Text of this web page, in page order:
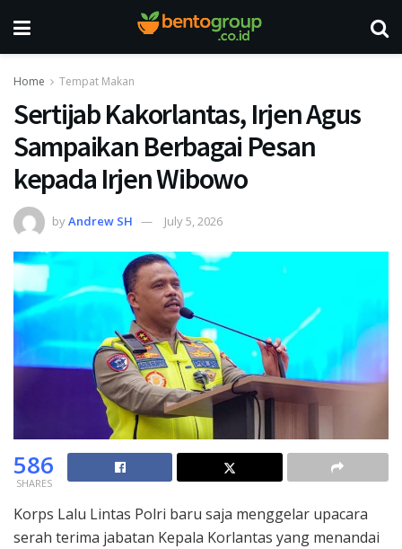
Home Tempat Makan
Sertijab Kakorlantas, Irjen Agus
Sampaikan Berbagai Pesan
kepada Irjen Wibowo
byAndrew SH July 5, 2026
586
SHARES
Korps Lalu Lintas Polri baru saja menggelar upacara
serah terima jabatan Kepala Korlantas yang menandai